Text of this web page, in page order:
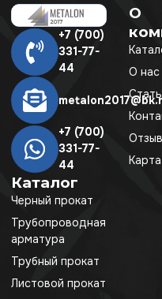
+7 (700)
331-77-
44
+7 (700)
331-77-
44
Каталог
Черный прокат
Трубопроводная
арматура
Трубный прокат
Листовой прокат
О
О нас